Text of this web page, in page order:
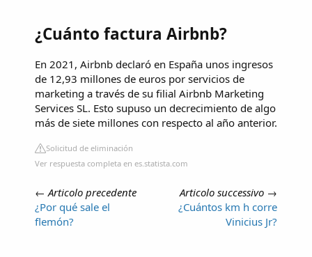
¿Cuánto factura Airbnb?
En 2021, Airbnb declaró en España unos ingresos
de 12,93 millones de euros por servicios de
marketing a través de su filial Airbnb Marketing
Services SL. Esto supuso un decrecimiento de algo
más de siete millones con respecto al año anterior.
Solicitud de eliminación
Ver respuesta completa en es.statista.com
←Articolo precedente
¿Por qué sale el
flemón?
Articolo successivo →
¿Cuántos km h corre
Vinicius Jr?